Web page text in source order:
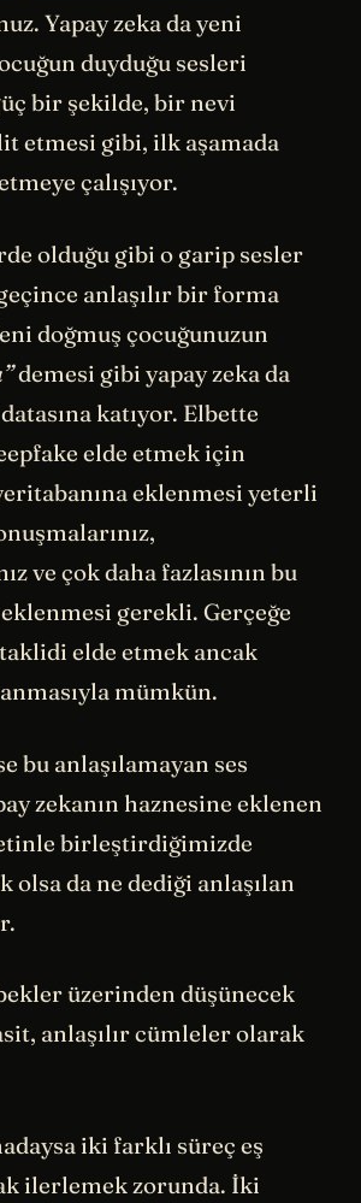
Yapay zeka da yeni
duyduğu sesleri
bir şekilde, bir nevi
etmesi gibi, ilk aşamada
çalışıyor.
olduğu gibi o garip sesler
anlaşılır bir forma
doğmuş çocuğunuzun
demesi gibi yapay zeka da
katıyor. Elbette
elde etmek için
eklenmesi yeterli
ve çok daha fazlasının bu
gerekli. Gerçeğe
elde etmek ancak
mümkün.
bu anlaşılamayan ses
zekanın haznesine eklenen
birleştirdiğimizde
olsa da ne dediği anlaşılan
üzerinden düşünecek
anlaşılır cümleler olarak
iki farklı süreç eş
ilerlemek zorunda. İki